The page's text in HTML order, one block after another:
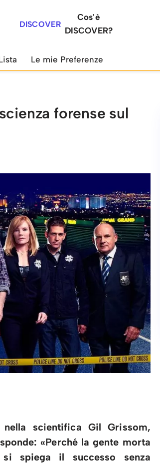
DISCOVER
Cos'è
DISCOVER?
Le mie Preferenze
forense sul
scientifica Gil Grissom,
«Perché la gente morta
spiega il successo senza